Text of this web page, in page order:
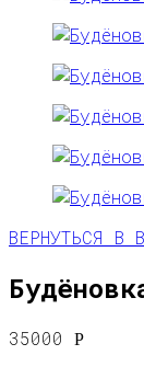
ВЕРНУТЬСЯ В
35000 Р